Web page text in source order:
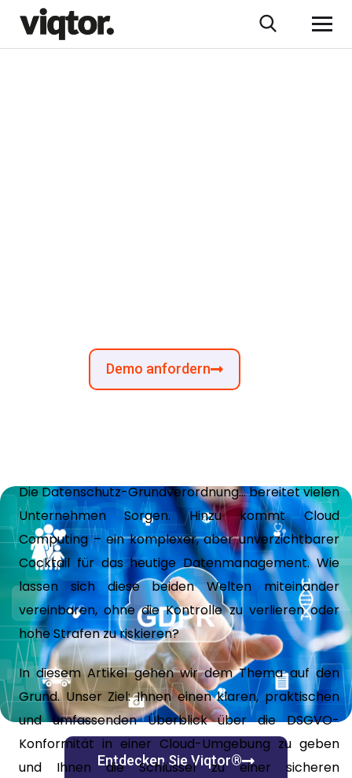
Demo anfordern
Die Datenschutz-Grundverordnung… bereitet vielen
Unternehmen Sorgen. Hinzu kommt Cloud
Computing – ein komplexer, aber unverzichtbarer
Cocktail für das heutige Datenmanagement. Wie
lassen sich diese beiden Welten miteinander
vereinbaren, ohne die Kontrolle zu verlieren oder
hohe Strafen zu riskieren?
In diesem Artikel gehen wir dem Thema auf den
Grund. Unser Ziel: Ihnen einen klaren, praktischen
und umfassenden Überblick über die DSGVO-
Konformität in einer Cloud-Umgebung zu geben
und Ihnen die Schlüssel zu einer sicheren
Entdecken Sie Viqtor®